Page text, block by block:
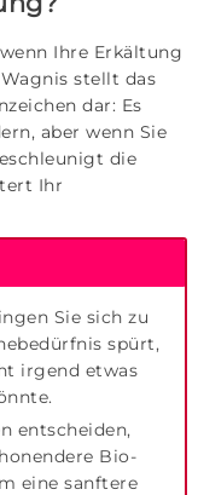
Ihre Erkältung
stellt das
dar: Es
aber wenn Sie
die
Ihr
Sie sich zu
spürt,
irgend etwas
entscheiden,
Bio-
eine sanftere